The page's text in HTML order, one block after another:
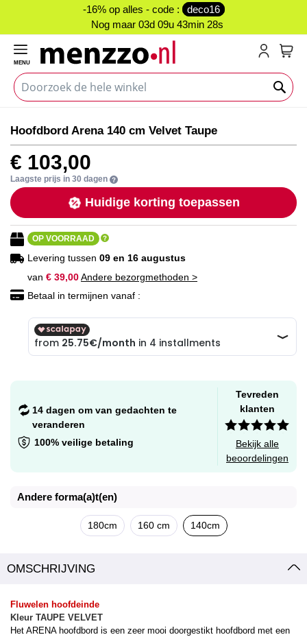
-16% op alles - code :
deco16
Nog maar 03d 09u 43min 27s
MENU
naar
het
einde
van
de
afbeeldingen-
gallerij
naar
het
begin
van
de
afbeeldingen-
gallerij
Hoofdbord Arena 140 cm Velvet Taupe
€ 103,00
Laagste prijs in 30 dagen
Huidige korting toepassen
OP VOORRAAD
Levering tussen 09 en 16 augustus
van € 39,00Andere bezorgmethoden >
Betaal in termijnen vanaf :
14 dagen om van gedachten te
veranderen
100% veilige betaling
Tevreden
klanten
Bekijk alle
beoordelingen
Andere forma(a)t(en)
180cm 160 cm 140cm
OMSCHRIJVING
Fluwelen hoofdeinde
Kleur TAUPE VELVET
Het ARENA hoofdbord is een zeer mooi doorgestikt hoofdbord met een